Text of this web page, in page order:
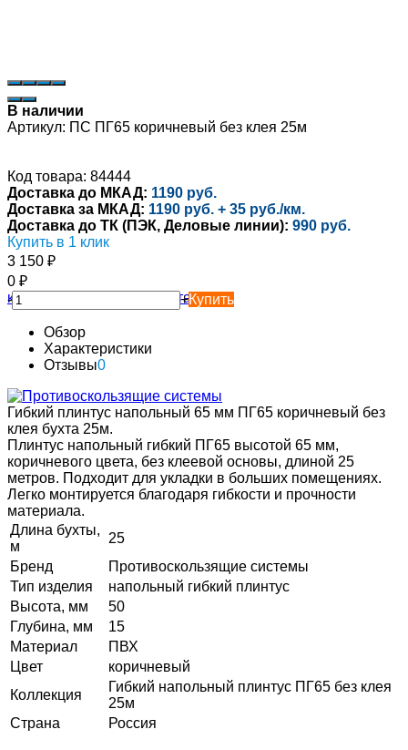
В наличии
Артикул: ПС ПГ65 коричневый без клея 25м
Код товара: 84444
Доставка до МКАД: 1190 руб.
Доставка за МКАД: 1190 руб. + 35 руб./км.
Доставка до ТК (ПЭК, Деловые линии): 990 руб.
Купить в 1 клик
3 150 ₽
0 ₽
-
+Купить
Обзор
Характеристики
Отзывы0
Гибкий плинтус напольный 65 мм ПГ65 коричневый без
клея бухта 25м.
Плинтус напольный гибкий ПГ65 высотой 65 мм,
коричневого цвета, без клеевой основы, длиной 25
метров. Подходит для укладки в больших помещениях.
Легко монтируется благодаря гибкости и прочности
материала.
Длина бухты,
м
25
Бренд
Противоскользящие системы
Тип изделия
напольный гибкий плинтус
Высота, мм
50
Глубина, мм
15
Материал
ПВХ
Цвет
коричневый
Коллекция
Гибкий напольный плинтус ПГ65 без клея
25м
Страна
Россия